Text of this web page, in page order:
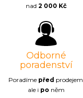
nad 2 000 Kč
Odborné
poradenství
Poradíme před prodejem,
ale i po něm